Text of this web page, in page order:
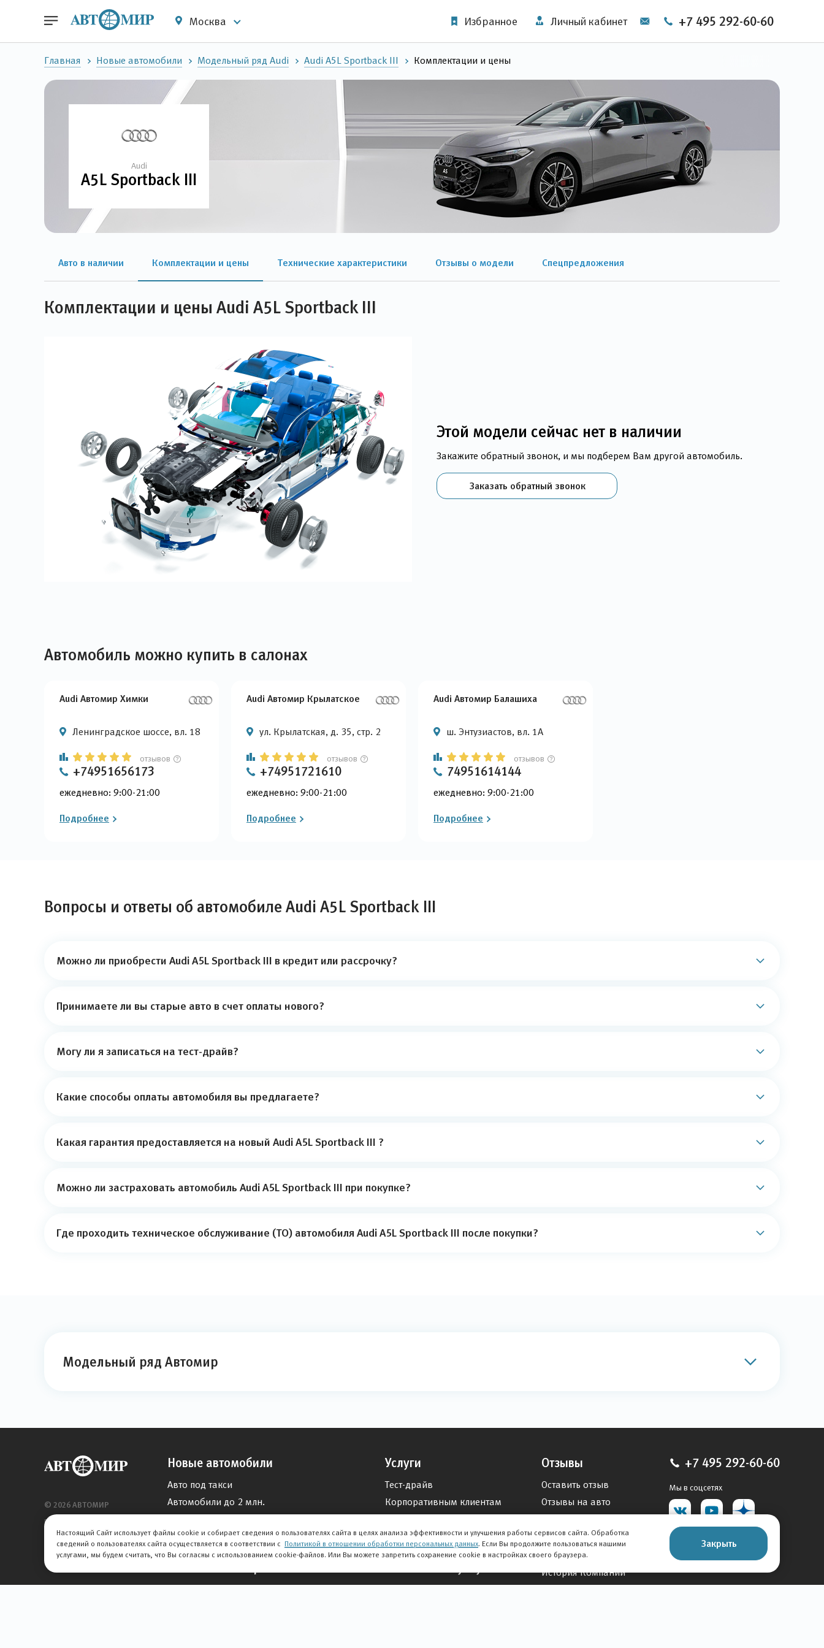
Москва Избранное Личный кабинет +7 495 292-60-60
Главная Новые автомобили Модельный ряд Audi Audi A5L Sportback III Комплектации и цены
Audi
A5L Sportback III
Авто в наличии Комплектации и цены Технические характеристики Отзывы о модели Спецпредложения
Комплектации и цены Audi A5L Sportback III
Этой модели сейчас нет в наличии
Закажите обратный звонок, и мы подберем Вам другой автомобиль.
Заказать обратный звонок
Автомобиль можно купить в салонах
Audi Автомир Химки
Ленинградское шоссе, вл. 18
отзывов
+74951656173
ежедневно: 9:00-21:00
Подробнее
Audi Автомир Крылатское
ул. Крылатская, д. 35, стр. 2
отзывов
+74951721610
ежедневно: 9:00-21:00
Подробнее
Audi Автомир Балашиха
ш. Энтузиастов, вл. 1А
отзывов
74951614144
ежедневно: 9:00-21:00
Подробнее
Вопросы и ответы об автомобиле Audi A5L Sportback III
Можно ли приобрести Audi A5L Sportback III в кредит или рассрочку?
Принимаете ли вы старые авто в счет оплаты нового?
Могу ли я записаться на тест-драйв?
Какие способы оплаты автомобиля вы предлагаете?
Какая гарантия предоставляется на новый Audi A5L Sportback III ?
Можно ли застраховать автомобиль Audi A5L Sportback III при покупке?
Где проходить техническое обслуживание (ТО) автомобиля Audi A5L Sportback III после покупки?
Модельный ряд Автомир
© 2026 АВТОМИР
Правовая информация
Новые автомобили
Авто под такси
Автомобили до 2 млн.
Китайские автомобили
Услуги
Тест-драйв
Корпоративным клиентам
Оплата по номеру счета
Отзывы
Оставить отзыв
Отзывы на авто
О Компании
История Компании
+7 495 292-60-60
Мы в соцсетях
Клиентская служба
Настоящий Сайт использует файлы cookie и собирает сведения о пользователях сайта в целях анализа эффективности и улучшения работы сервисов сайта. Обработка
сведений о пользователях сайта осуществляется в соответствии с Политикой в отношении обработки персональных данных . Если Вы продолжите пользоваться нашими
услугами, мы будем считать, что Вы согласны с использованием cookie-файлов. Или Вы можете запретить сохранение cookie в настройках своего браузера.
Закрыть